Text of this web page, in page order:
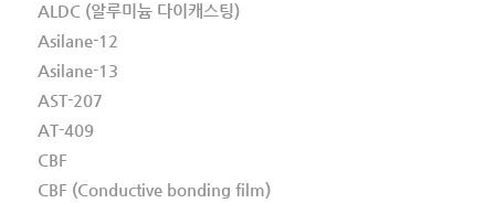
ALDC (알루미늄 다이캐스팅)
Asilane-12
Asilane-13
AST-207
AT-409
CBF
CBF (Conductive bonding film)